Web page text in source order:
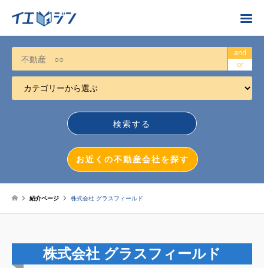
お近くの不動産会社を探す
カテゴリーから選ぶ
不動産売却
不動産投資
マンション売却
and
or
お近くの不動産会社を探す
紹介ページ 株式会社 グラスフィールド
株式会社 グラスフィールド